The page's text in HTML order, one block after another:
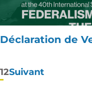
Déclaration de
Pagination
12Suivant